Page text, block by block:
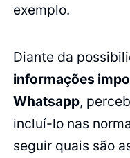
exemplo.
Diante da
informações
Whatsapp,
incluí-lo nas
seguir quais são